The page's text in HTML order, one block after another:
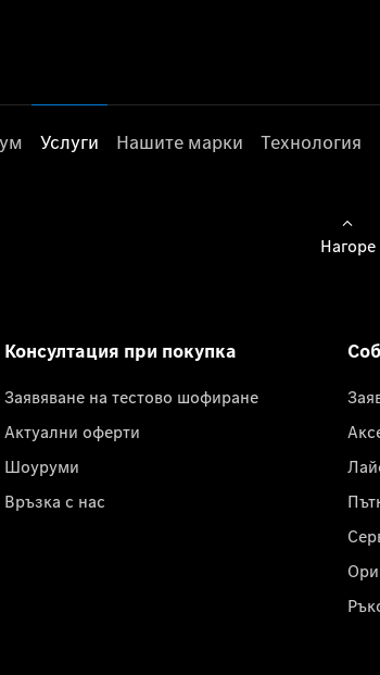
Услуги Нашите марки Технология
Нагоре
Консултация при покупка
Заявяване на тестово шофиране
Актуални оферти
Шоуруми
Връзка с нас